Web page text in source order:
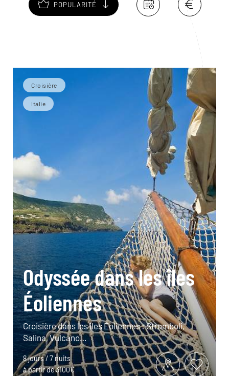
POPULARITÉ
Croisière
Italie
Odyssée dans les îles
Éoliennes
Croisière dans les îles Éoliennes : Stromboli,
Salina, Vulcano…
8 jours / 7 nuits
à partir de 3100€